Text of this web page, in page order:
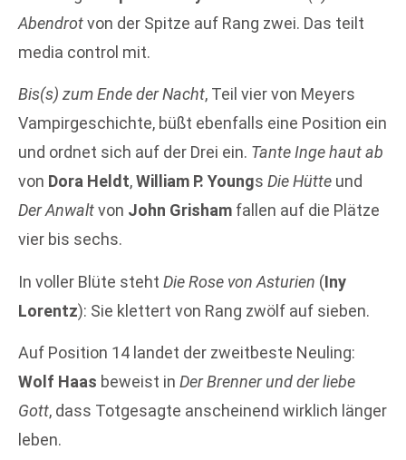
Abendrotvon der Spitze auf Rang zwei. Das teilt
media control mit.
Bis(s) zum Ende der Nacht, Teil vier von Meyers
Vampirgeschichte, büßt ebenfalls eine Position ein
und ordnet sich auf der Drei ein. Tante Inge haut ab
von Dora Heldt,William P. Youngs Die Hütte und
Der Anwaltvon John Grisham fallen auf die Plätze
vier bis sechs.
In voller Blüte steht Die Rose von Asturien (Iny
Lorentz): Sie klettert von Rang zwölf auf sieben.
Auf Position 14 landet der zweitbeste Neuling:
Wolf Haas beweist in Der Brenner und der liebe
Gott, dass Totgesagte anscheinend wirklich länger
leben.